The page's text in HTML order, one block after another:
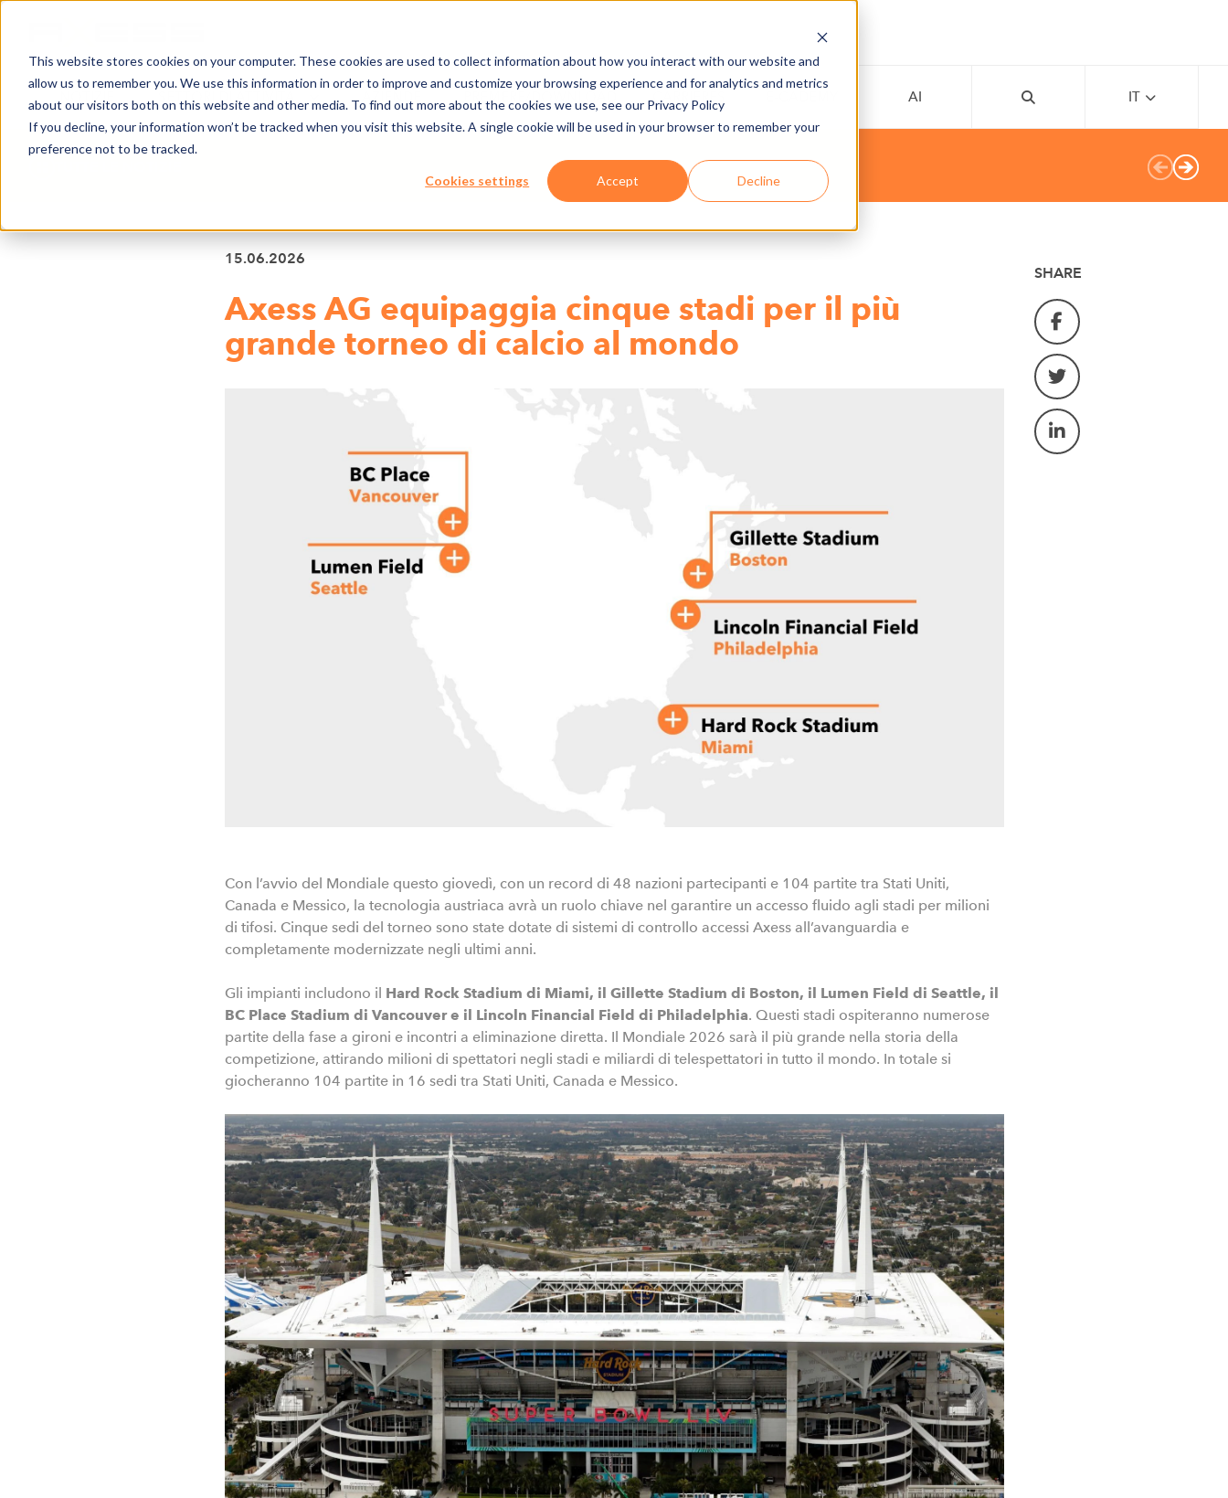
This website stores cookies on your computer. These cookies are used to collect information about how you interact with our website and
allow us to remember you. We use this information in order to improve and customize your browsing experience and for analytics and metrics
about our visitors both on this website and other media. To find out more about the cookies we use, see our Privacy Policy
If you decline, your information won’t be tracked when you visit this website. A single cookie will be used in your browser to remember your
preference not to be tracked.
Cookies settings Accept Decline
NOTIZIE SETTORI DI ATTIVITÀ AZIENDE PREMERE/DOWNLOAD CARRIÈRES AI IT
SHARE
15.06.2026
Axess AG equipaggia cinque stadi per il più
grande torneo di calcio al mondo
Con l’avvio del Mondiale questo giovedì, con un record di 48 nazioni partecipanti e 104 partite tra Stati Uniti,
Canada e Messico, la tecnologia austriaca avrà un ruolo chiave nel garantire un accesso fluido agli stadi per milioni
di tifosi. Cinque sedi del torneo sono state dotate di sistemi di controllo accessi Axess all’avanguardia e
completamente modernizzate negli ultimi anni.
Gli impianti includono il Hard Rock Stadium di Miami, il Gillette Stadium di Boston, il Lumen Field di Seattle, il
BC Place Stadium di Vancouver e il Lincoln Financial Field di Philadelphia. Questi stadi ospiteranno numerose
partite della fase a gironi e incontri a eliminazione diretta. Il Mondiale 2026 sarà il più grande nella storia della
competizione, attirando milioni di spettatori negli stadi e miliardi di telespettatori in tutto il mondo. In totale si
giocheranno 104 partite in 16 sedi tra Stati Uniti, Canada e Messico.